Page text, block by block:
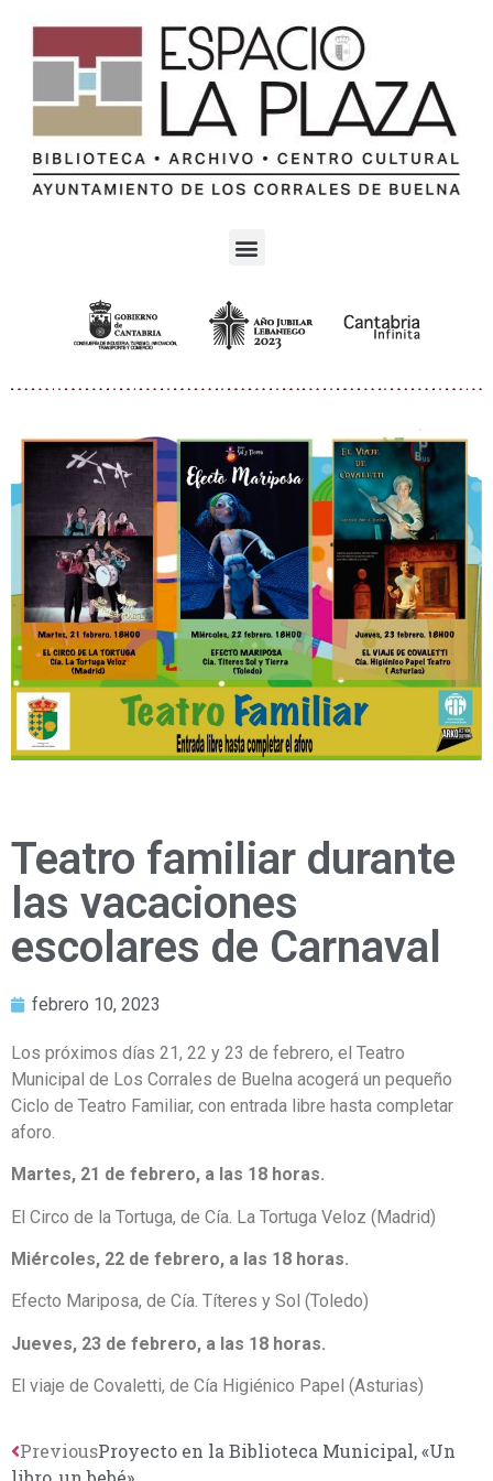
Teatro familiar durante
las vacaciones
escolares de Carnaval
febrero 10, 2023
Los próximos días 21, 22 y 23 de febrero, el Teatro
Municipal de Los Corrales de Buelna acogerá un pequeño
Ciclo de Teatro Familiar, con entrada libre hasta completar
aforo.
Martes, 21 de febrero, a las 18 horas.
El Circo de la Tortuga, de Cía. La Tortuga Veloz (Madrid)
Miércoles, 22 de febrero, a las 18 horas.
Efecto Mariposa, de Cía. Títeres y Sol (Toledo)
Jueves, 23 de febrero, a las 18 horas.
El viaje de Covaletti, de Cía Higiénico Papel (Asturias)
PreviousProyecto en la Biblioteca Municipal, «Un